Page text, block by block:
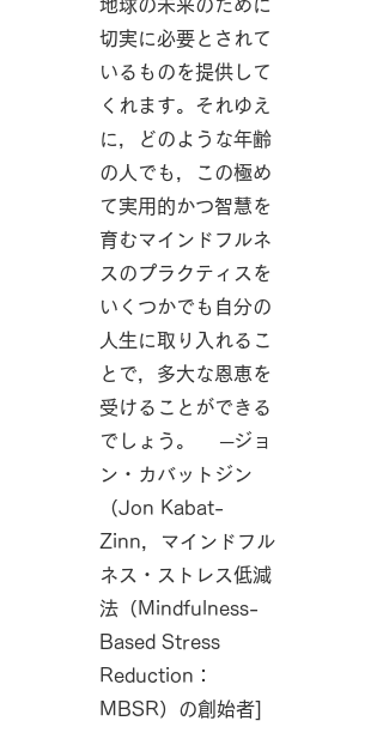
地球の未来のために
切実に必要とされて
いるものを提供して
くれます。それゆえ
に，どのような年齢
の人でも，この極め
て実用的かつ智慧を
育むマインドフルネ
スのプラクティスを
いくつかでも自分の
人生に取り入れるこ
とで，多大な恩恵を
受けることができる
でしょう。 ─ジョ
ン・カバットジン
（Jon Kabat-
Zinn，マインドフル
ネス・ストレス低減
法（Mindfulness-
Based Stress
Reduction：
MBSR）の創始者]